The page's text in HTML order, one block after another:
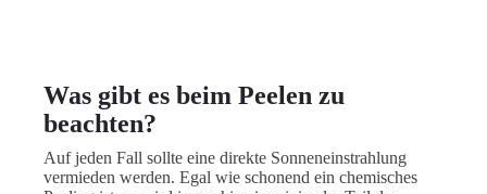
Was gibt es beim Peelen zu
beachten?
Auf jeden Fall sollte eine direkte Sonneneinstrahlung
vermieden werden. Egal wie schonend ein chemisches